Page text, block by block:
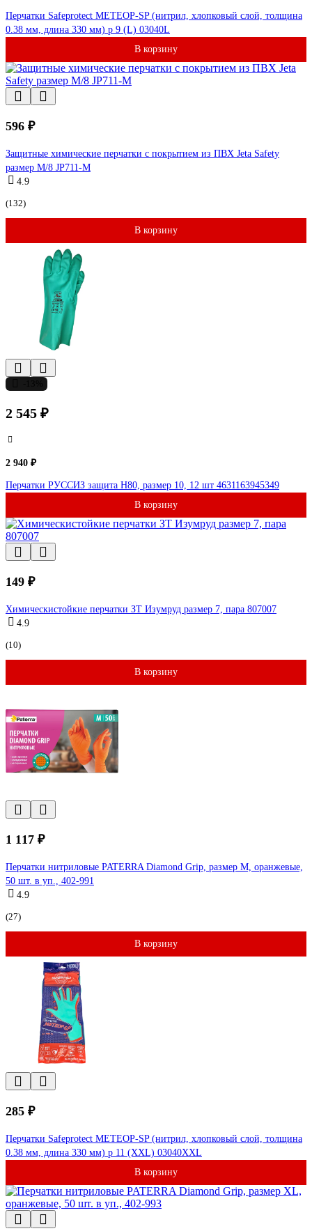
Перчатки Safeprotect МЕТЕОР-SP (нитрил, хлопковый слой, толщина
0.38 мм, длина 330 мм) р 9 (L) 03040L
В корзину
596 ₽
Защитные химические перчатки с покрытием из ПВХ Jeta Safety
размер M/8 JP711-M
4.9
(132)
В корзину
2 545 ₽
2 940 ₽
Перчатки РУССИЗ защита Н80, размер 10, 12 шт 4631163945349
В корзину
149 ₽
Химическистойкие перчатки ЗТ Изумруд размер 7, пара 807007
4.9
(10)
В корзину
1 117 ₽
Перчатки нитриловые PATERRA Diamond Grip, размер M, оранжевые,
50 шт. в уп., 402-991
4.9
(27)
В корзину
285 ₽
Перчатки Safeprotect МЕТЕОР-SP (нитрил, хлопковый слой, толщина
0.38 мм, длина 330 мм) р 11 (XXL) 03040XXL
В корзину